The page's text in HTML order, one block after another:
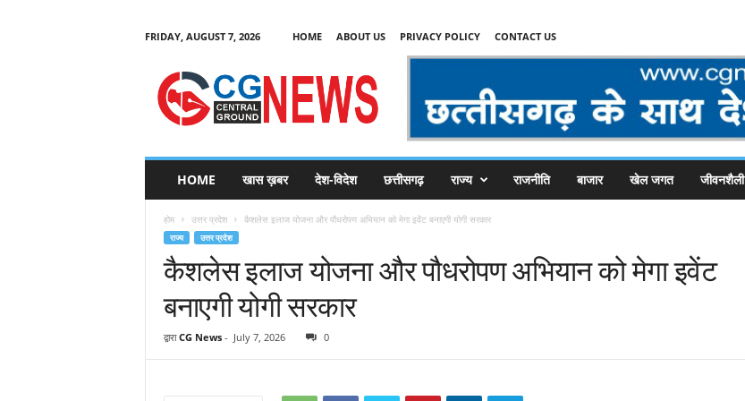
FRIDAY, AUGUST 7, 2026 HOME ABOUT US PRIVACY POLICY CONTACT US
C
HOME खास ख़बर देश-विदेश छत्तीसगढ़ राज्य राजनीति बाजार खेल जगत जीवनशैली
होम उत्तर प्रदेश कैशलेस इलाज योजना और पौधरोपण अभियान को मेगा इवेंट बनाएगी योगी सरकार
राज्य उत्तर प्रदेश
कैशलेस इलाज योजना और पौधरोपण अभियान को मेगा इवेंट
बनाएगी योगी सरकार
द्वारा CG News- July 7, 2026 0